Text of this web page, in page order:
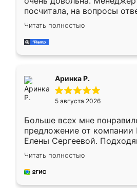
посчитала, на вопросы
Замерщик приехал в
делу со всей
за день, ребята работали
Читать полностью
Аринка Р.
5 августа 2026
Больше всех мне
предложение от компании
Елены Сергеевой.
короткие сроки
для замера сотрудник
предложил по моему
Читать полностью